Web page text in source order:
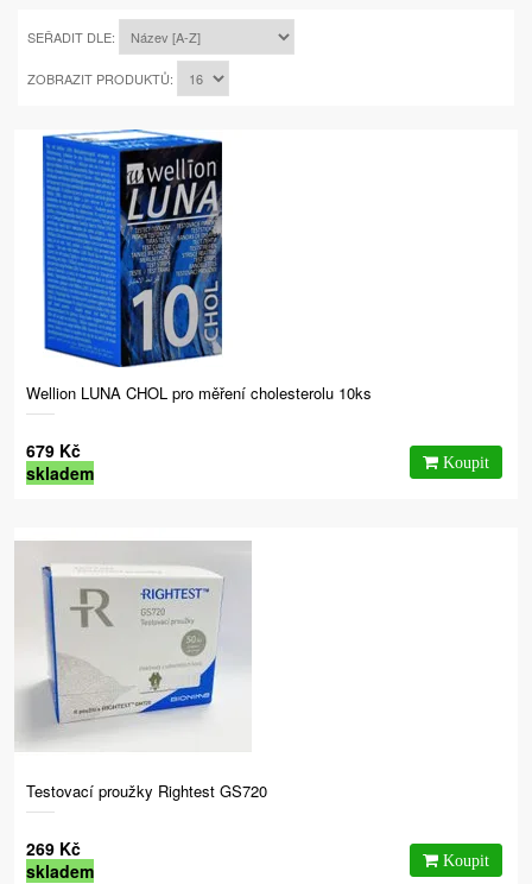
SEŘADIT DLE:
ZOBRAZIT PRODUKTŮ:
Wellion LUNA CHOL pro měření cholesterolu 10ks
679 Kč
skladem
Testovací proužky Rightest GS720
269 Kč
skladem